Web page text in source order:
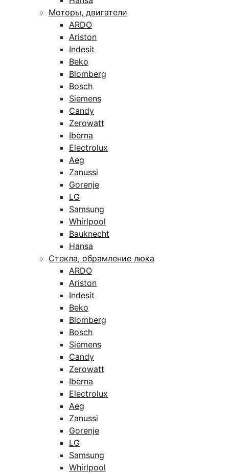
Моторы, двигатели
ARDO
Ariston
Indesit
Beko
Blomberg
Bosch
Siemens
Candy
Zerowatt
Iberna
Electrolux
Aeg
Zanussi
Gorenje
LG
Samsung
Whirlpool
Bauknecht
Hansa
Стекла, обрамление люка
ARDO
Ariston
Indesit
Beko
Blomberg
Bosch
Siemens
Candy
Zerowatt
Iberna
Electrolux
Aeg
Zanussi
Gorenje
LG
Samsung
Whirlpool